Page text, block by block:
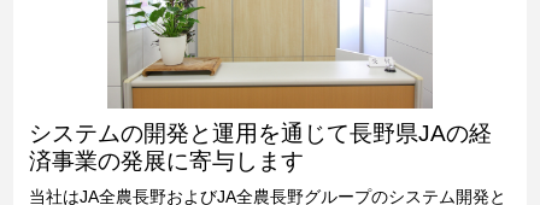
システムの開発と運用を通じて長野県JAの経
済事業の発展に寄与します
当社はJA全農長野およびJA全農長野グループのシステム開発と